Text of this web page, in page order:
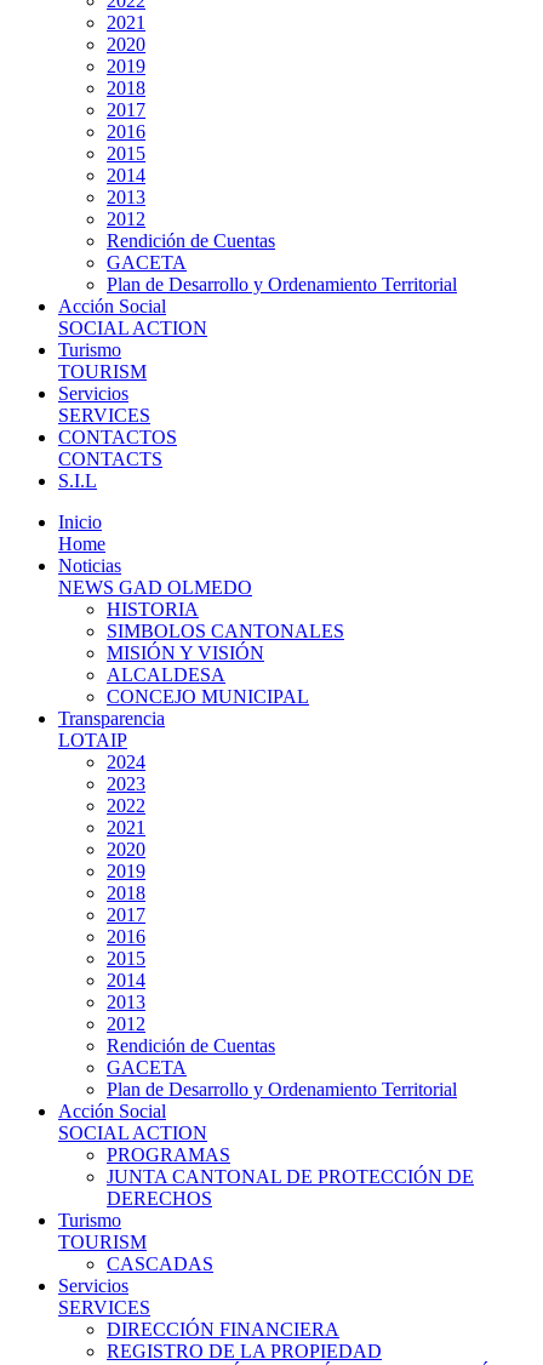
2021
2020
2019
2018
2017
2016
2015
2014
2013
2012
Rendición de Cuentas
GACETA
Plan de Desarrollo y Ordenamiento Territorial
Acción Social
SOCIAL ACTION
Turismo
TOURISM
Servicios
SERVICES
CONTACTOS
CONTACTS
S.I.L
Inicio
Home
Noticias
NEWS GAD OLMEDO
HISTORIA
SIMBOLOS CANTONALES
MISIÓN Y VISIÓN
ALCALDESA
CONCEJO MUNICIPAL
Transparencia
LOTAIP
2024
2023
2022
2021
2020
2019
2018
2017
2016
2015
2014
2013
2012
Rendición de Cuentas
GACETA
Plan de Desarrollo y Ordenamiento Territorial
Acción Social
SOCIAL ACTION
PROGRAMAS
JUNTA CANTONAL DE PROTECCIÓN DE
DERECHOS
Turismo
TOURISM
CASCADAS
Servicios
SERVICES
DIRECCIÓN FINANCIERA
REGISTRO DE LA PROPIEDAD